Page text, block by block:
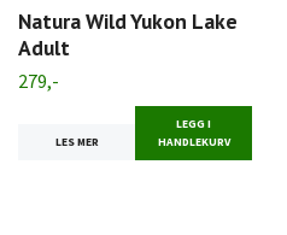
Natura Wild Yukon Lake
Adult
279,-
LES MER
LEGG I
HANDLEKURV